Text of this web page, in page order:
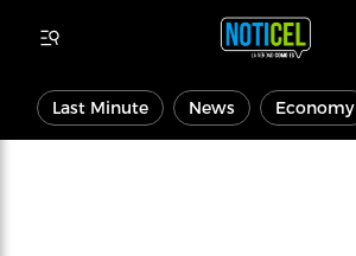
Last Minute News Economy